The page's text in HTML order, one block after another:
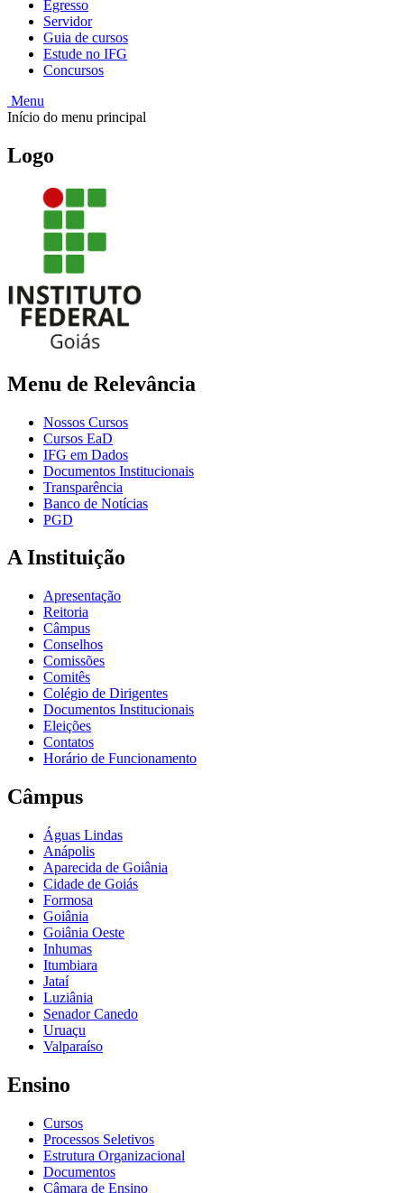
Egresso
Servidor
Guia de cursos
Estude no IFG
Concursos
Menu
Início do menu principal
Logo
Menu de Relevância
Nossos Cursos
Cursos EaD
IFG em Dados
Documentos Institucionais
Transparência
Banco de Notícias
PGD
A Instituição
Apresentação
Reitoria
Câmpus
Conselhos
Comissões
Comitês
Colégio de Dirigentes
Documentos Institucionais
Eleições
Contatos
Horário de Funcionamento
Câmpus
Águas Lindas
Anápolis
Aparecida de Goiânia
Cidade de Goiás
Formosa
Goiânia
Goiânia Oeste
Inhumas
Itumbiara
Jataí
Luziânia
Senador Canedo
Uruaçu
Valparaíso
Ensino
Cursos
Processos Seletivos
Estrutura Organizacional
Documentos
Câmara de Ensino